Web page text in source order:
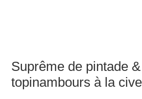
Suprême de pintade
topinambours à la cive